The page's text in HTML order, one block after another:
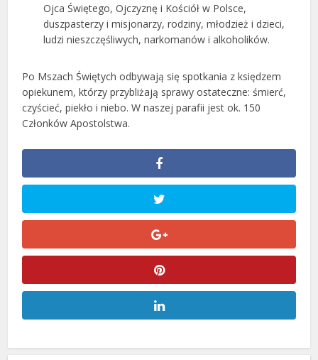
Ojca Świętego, Ojczyznę i Kościół w Polsce,
duszpasterzy i misjonarzy, rodziny, młodzież i dzieci,
ludzi nieszczęśliwych, narkomanów i alkoholików.
Po Mszach Świętych odbywają się spotkania z księdzem
opiekunem, którzy przybliżają sprawy ostateczne: śmierć,
czyścieć, piekło i niebo. W naszej parafii jest ok. 150
Członków Apostolstwa.